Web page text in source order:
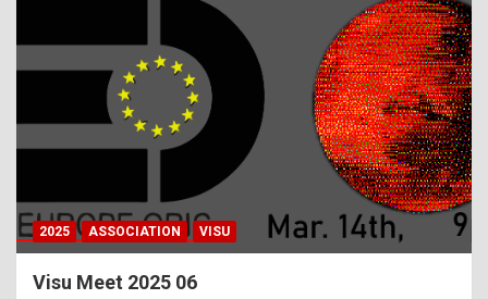
h
a
2025 ASSOCIATION VISU
Visu Meet 2025 06